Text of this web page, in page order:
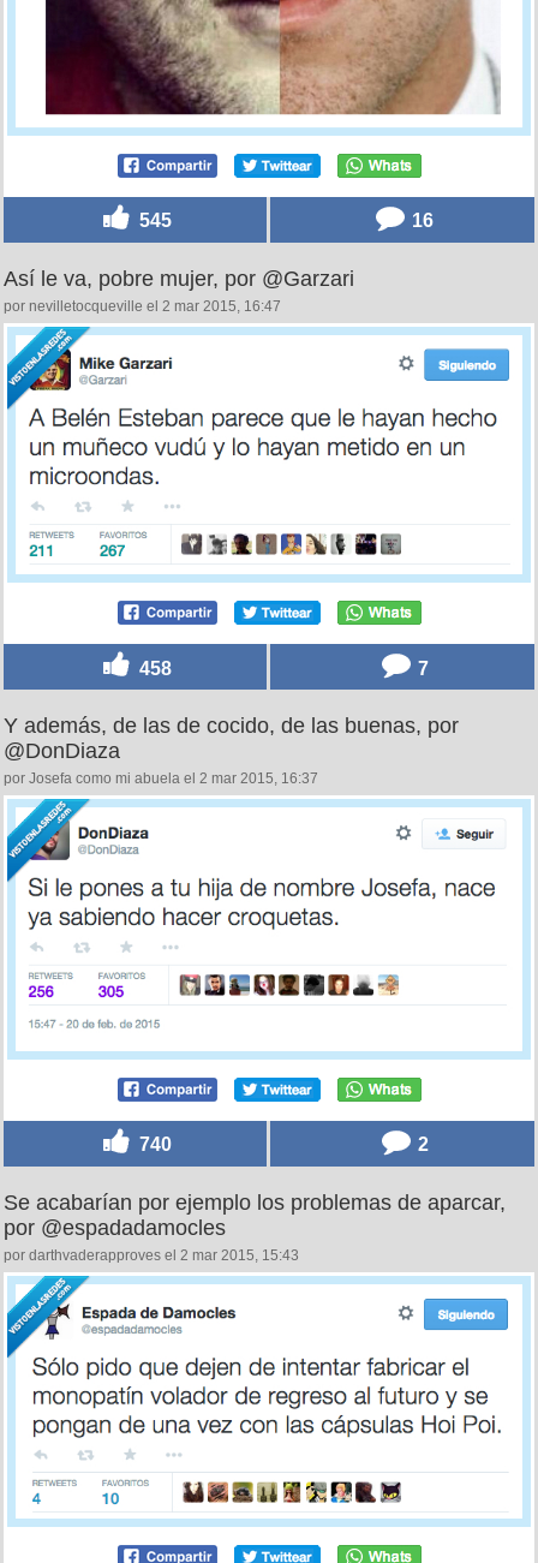
545 16
Así le va, pobre mujer, por @Garzari
por nevilletocqueville el 2 mar 2015, 16:47
458 7
Y además, de las de cocido, de las buenas, por
@DonDiaza
por Josefa como mi abuela el 2 mar 2015, 16:37
740 2
Se acabarían por ejemplo los problemas de aparcar,
por @espadadamocles
por darthvaderapproves el 2 mar 2015, 15:43